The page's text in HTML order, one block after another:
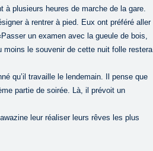
à plusieurs heures de marche de la gare.
à rentrer à pied. Eux ont préféré aller
un examen avec la gueule de bois,
moins le souvenir de cette nuit folle restera
qu’il travaille le lendemain. Il pense que
partie de soirée. Là, il prévoit un
leur réaliser leurs rêves les plus